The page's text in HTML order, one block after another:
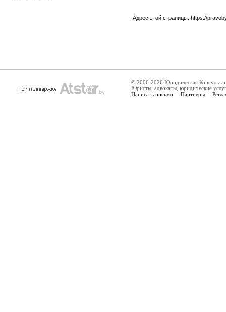
Адрес этой страницы: https://
© 2006-2026 Юридическая
Юристы, адвокаты, юридические
Написать письмо Партнеры